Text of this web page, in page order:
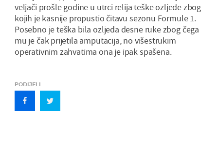
veljači prošle godine u utrci relija teške ozljede zbog
kojih je kasnije propustio čitavu sezonu Formule 1.
Posebno je teška bila ozljeda desne ruke zbog čega
mu je čak prijetila amputacija, no višestrukim
operativnim zahvatima ona je ipak spašena.
PODIJELI